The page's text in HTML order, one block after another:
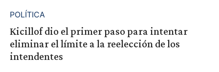
POLÍTICA
Kicillof dio el primer paso para intentar
eliminar el límite a la reelección de los
intendentes